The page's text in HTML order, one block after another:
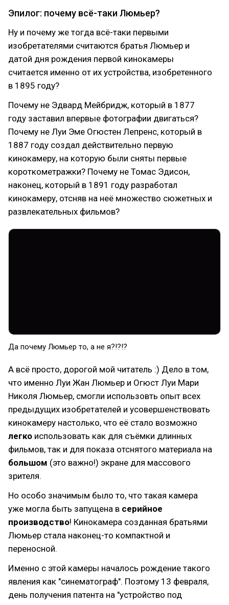
Эпилог: почему всё-таки Люмьер?
Ну и почему же тогда всё-таки первыми
изобретателями считаются братья Люмьер и
датой дня рождения первой кинокамеры
считается именно от их устройства, изобретенного
в 1895 году?
Почему не Эдвард Мейбридж, который в 1877
году заставил впервые фотографии двигаться?
Почему не Луи Эме Огюстен Лепренс, который в
1887 году создал действительно первую
кинокамеру, на которую были сняты первые
короткометражки? Почему не Томас Эдисон,
наконец, который в 1891 году разработал
кинокамеру, отсняв на неё множество сюжетных и
развлекательных фильмов?
Да почему Люмьер то, а не я?!?!?
А всё просто, дорогой мой читатель :) Дело в том,
что именно Луи Жан Люмьер и Огюст Луи Мари
Николя Люмьер, смогли использовть опыт всех
предыдущих изобретателей и усовершенствовать
кинокамеру настолько, что её стало возможно
легко использовать как для съёмки длинных
фильмов, так и для показа отснятого материала на
большом (это важно!) экране для массового
зрителя.
Но особо значимым было то, что такая камера
уже могла быть запущена в серийное
производство! Кинокамера созданная братьями
Люмьер стала наконец-то компактной и
переносной.
Именно с этой камеры началось рождение такого
явления как "синематограф". Поэтому 13 февраля,
день получения патента на "устройство под